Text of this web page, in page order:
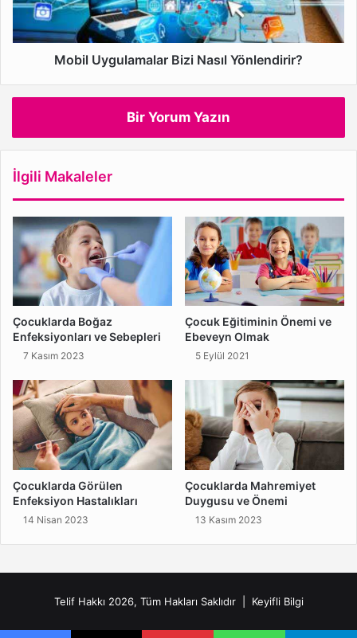
Mobil Uygulamalar Bizi Nasıl Yönlendirir?
Bir Yorum Yazın
İlgili Makaleler
Çocuklarda Boğaz
Enfeksiyonları ve Sebepleri
7 Kasım 2023
Çocuk Eğitiminin Önemi ve
Ebeveyn Olmak
5 Eylül 2021
Çocuklarda Görülen
Enfeksiyon Hastalıkları
14 Nisan 2023
Çocuklarda Mahremiyet
Duygusu ve Önemi
13 Kasım 2023
Telif Hakkı 2026, Tüm Hakları Saklıdır | Keyifli Bilgi